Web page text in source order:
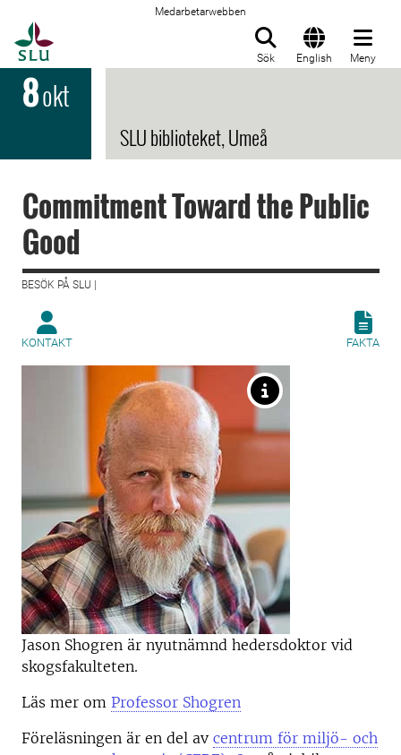
Medarbetarwebben
Sök English Meny
8okt
SLU biblioteket, Umeå
Commitment Toward the Public
Good
BESÖK PÅ SLU |
KONTAKT FAKTA
Jason Shogren är nyutnämnd hedersdoktor vid
skogsfakulteten.
Läs mer om Professor Shogren
Föreläsningen är en del av centrum för miljö- och